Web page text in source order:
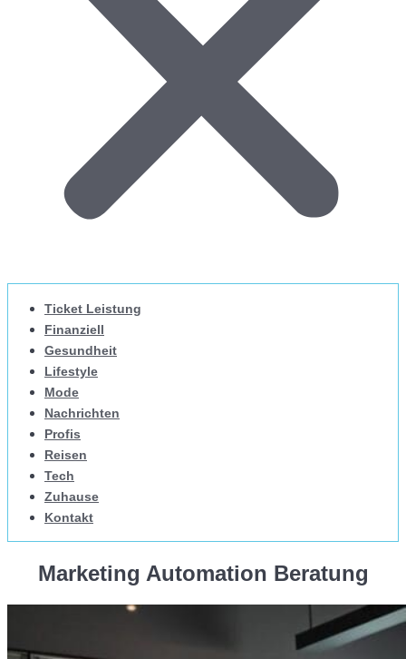
Ticket Leistung
Finanziell
Gesundheit
Lifestyle
Mode
Nachrichten
Profis
Reisen
Tech
Zuhause
Kontakt
Marketing Automation Beratung